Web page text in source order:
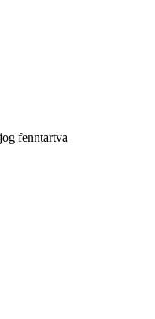
fenntartva